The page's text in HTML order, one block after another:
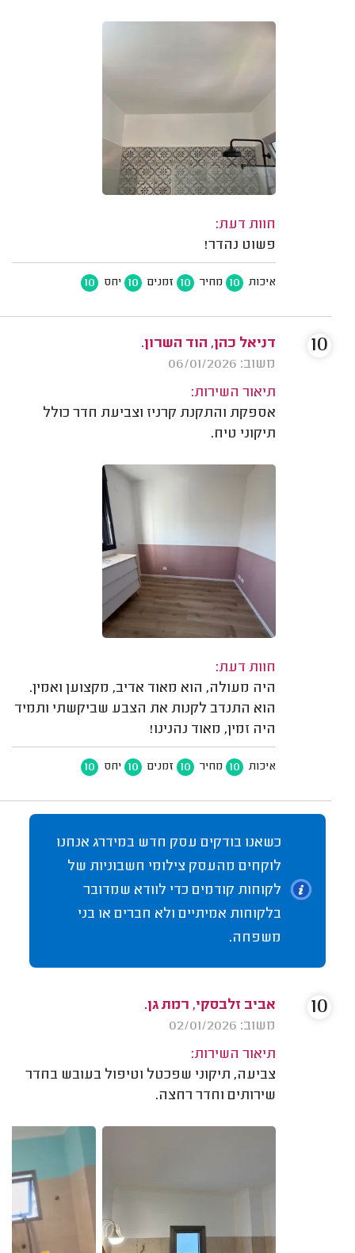
חוות דעת:
פשוט נהדר!
איכות 10 מחיר 10 זמנים 10 יחס 10
דניאל כהן, הוד השרון.
משוב: 06/01/2026
תיאור השירות:
אספקת והתקנת קרניז וצביעת חדר כולל
תיקוני טיח.
חוות דעת:
היה מעולה, הוא מאוד אדיב, מקצוען ואמין.
הוא התנדב לקנות את הצבע שביקשתי ותמיד
היה זמין, מאוד נהנינו!
איכות 10 מחיר 10 זמנים 10 יחס 10
10
כשאנו בודקים עסק חדש במידרג אנחנו
לוקחים מהעסק צילומי חשבוניות של
לקוחות קודמים כדי לוודא שמדובר
בלקוחות אמיתיים ולא חברים או בני
משפחה.
אביב זלבסקי, רמת גן.
משוב: 02/01/2026
תיאור השירות:
צביעה, תיקוני שפכטל וטיפול בעובש בחדר
שירותים וחדר רחצה.
10